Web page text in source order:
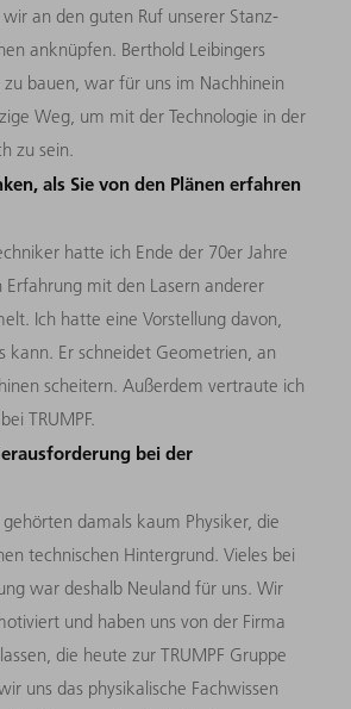
an den guten Ruf unserer Stanz-
anknüpfen. Berthold Leibingers
zu bauen, war für uns im Nachhinein
Weg, um mit der Technologie in der
zu sein.
als Sie von den Plänen erfahren
hatte ich Ende der 70er Jahre
Erfahrung mit den Lasern anderer
Ich hatte eine Vorstellung davon,
kann. Er schneidet Geometrien, an
scheitern. Außerdem vertraute ich
TRUMPF.
bei der
damals kaum Physiker, die
technischen Hintergrund. Vieles bei
war deshalb Neuland für uns. Wir
und haben uns von der Firma
die heute zur TRUMPF Gruppe
uns das physikalische Fachwissen